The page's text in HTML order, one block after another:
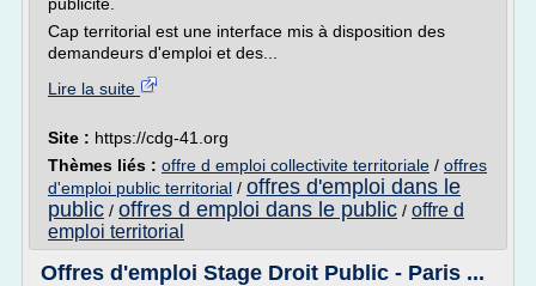
Cap territorial est une interface mis à disposition des
demandeurs d'emploi et des...
Lire la suite
Site : https://cdg-41.org
Thèmes liés : offre d emploi collectivite territoriale / offres
d'emploi public territorial / offres d'emploi dans le
public / offres d emploi dans le public / offre d
emploi territorial
Offres d'emploi Stage Droit Public - Paris ...